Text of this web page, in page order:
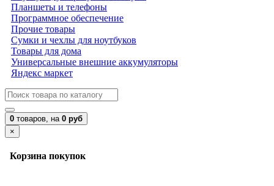
Планшеты и телефоны
Программное обеспечение
Прочие товары
Сумки и чехлы для ноутбуков
Товары для дома
Универсальные внешние аккумуляторы
Яндекс маркет
0 товаров, на 0 руб
×
Корзина покупок